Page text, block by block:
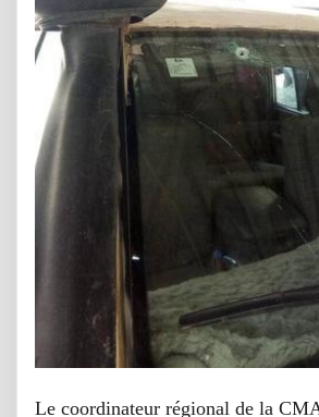
Le coordinateur régional de la